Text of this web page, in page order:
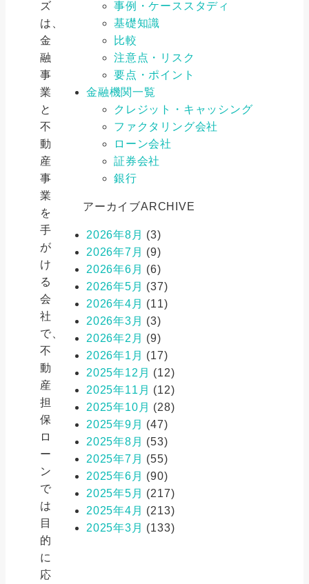
ズ
は、
金
融
事
業
と
不
動
産
事
業
を
手
が
け
る
会
社
で、
不
動
産
担
保
ロ
ー
ン
で
は
目
的
に
応
事例・ケーススタディ
基礎知識
比較
注意点・リスク
要点・ポイント
金融機関一覧
クレジット・キャッシング
ファクタリング会社
ローン会社
証券会社
銀行
アーカイブARCHIVE
2026年8月 (3)
2026年7月 (9)
2026年6月 (6)
2026年5月 (37)
2026年4月 (11)
2026年3月 (3)
2026年2月 (9)
2026年1月 (17)
2025年12月 (12)
2025年11月 (12)
2025年10月 (28)
2025年9月 (47)
2025年8月 (53)
2025年7月 (55)
2025年6月 (90)
2025年5月 (217)
2025年4月 (213)
2025年3月 (133)